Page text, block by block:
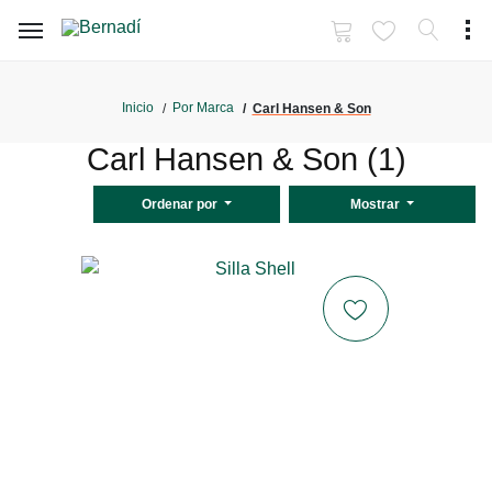
Inicio Por Marca Carl Hansen & Son
Carl Hansen & Son (1)
Ordenar por Mostrar